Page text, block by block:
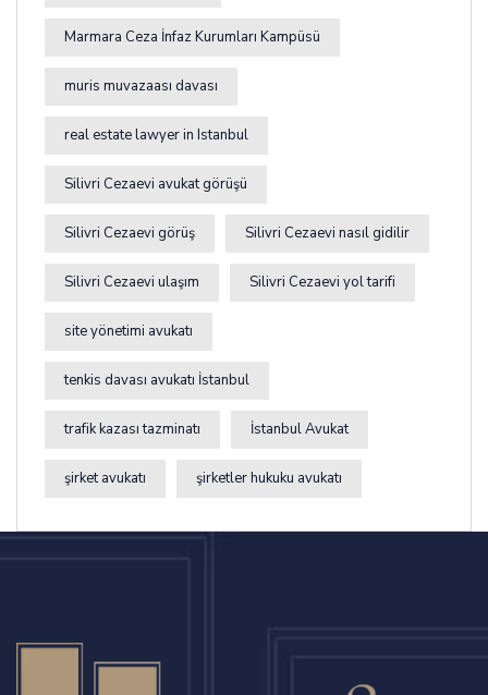
Marmara Ceza İnfaz Kurumları Kampüsü
muris muvazaası davası
real estate lawyer in Istanbul
Silivri Cezaevi avukat görüşü
Silivri Cezaevi görüş Silivri Cezaevi nasıl gidilir
Silivri Cezaevi ulaşım Silivri Cezaevi yol tarifi
site yönetimi avukatı
tenkis davası avukatı İstanbul
trafik kazası tazminatı İstanbul Avukat
şirket avukatı şirketler hukuku avukatı